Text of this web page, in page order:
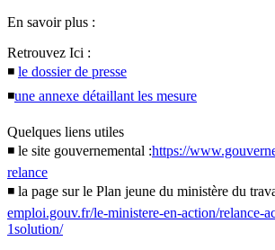
En savoir plus :
Retrouvez Ici :
◾ le dossier de presse
◾une annexe détaillant les mesure
Quelques liens utiles
◾ le site gouvernemental :https://
relance
◾ la page sur le Plan jeune du ministère du
emploi.gouv.fr/le-ministere-en-action/relance-
1solution/